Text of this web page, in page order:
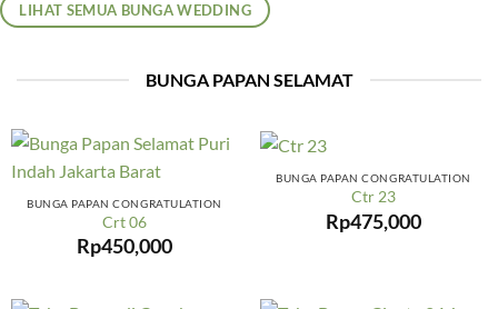
LIHAT SEMUA BUNGA WEDDING
BUNGA PAPAN SELAMAT
BUNGA PAPAN CONGRATULATION
Crt 06
Rp450,000
BUNGA PAPAN CONGRATULATION
Ctr 23
Rp475,000